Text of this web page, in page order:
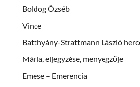
Boldog Özséb
Vince
Batthyány-Strattmann László
Mária, eljegyzése, menyegzője
Emese – Emerencia